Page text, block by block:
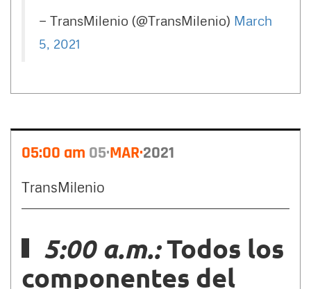
— TransMilenio (@TransMilenio) March
5, 2021
05:00 am 05 MAR 2021
TransMilenio
5:00 a.m.:Todos los
componentes del